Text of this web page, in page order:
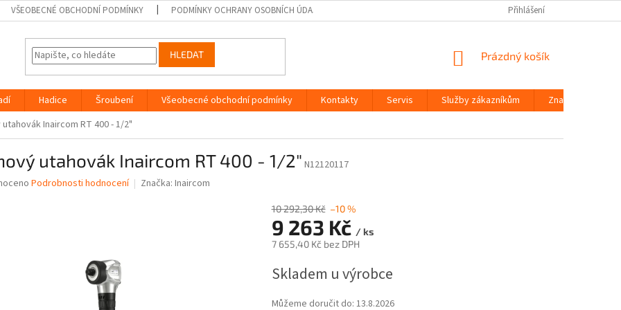
VŠEOBECNÉ OBCHODNÍ PODMÍNKY PODMÍNKY OCHRANY OSOBNÍCH ÚDAJŮ Přihlášení
HLEDAT
NÁKUPNÍ
Prázdný košík
Hadice Šroubení Všeobecné obchodní podmínky Kontakty Servis Služby zákazníkům
Značky
Inaircom RT 400 - 1/2"
utahovák Inaircom RT 400 - 1/2" N12120117
Podrobnosti hodnocení Značka: Inaircom
10 292,30 Kč –10 %
9 263 Kč / ks
7 655,40 Kč bez DPH
cena:
Skladem u výrobce
Můžeme doručit do: 13.8.2026